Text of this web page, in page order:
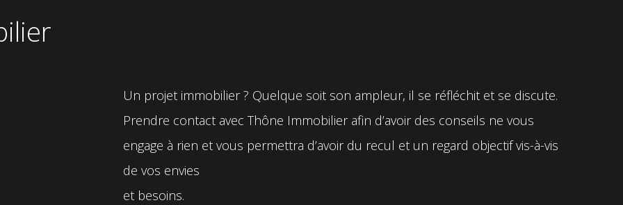
Un projet immobilier ? Quelque soit son ampleur, il se réfléchit et se discute.
Prendre contact avec Thône Immobilier afin d’avoir des conseils ne vous
engage à rien et vous permettra d’avoir du recul et un regard objectif vis-à-vis
de vos envies
et besoins.